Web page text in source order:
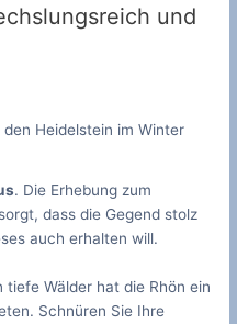
und
den Heidelstein im Winter
. Die Erhebung zum
dass die Gegend stolz
auch erhalten will.
tiefe Wälder hat die Rhön ein
Schnüren Sie Ihre